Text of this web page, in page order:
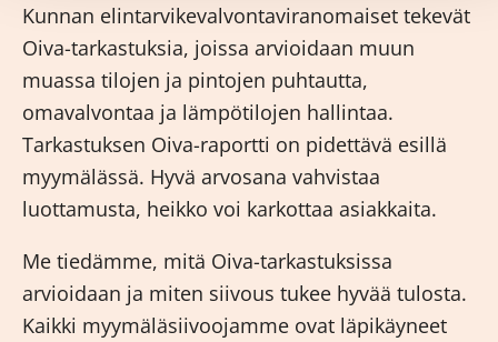
Kunnan elintarvikevalvontaviranomaiset tekevät
Oiva-tarkastuksia, joissa arvioidaan muun
muassa tilojen ja pintojen puhtautta,
omavalvontaa ja lämpötilojen hallintaa.
Tarkastuksen Oiva-raportti on pidettävä esillä
myymälässä. Hyvä arvosana vahvistaa
luottamusta, heikko voi karkottaa asiakkaita.
Me tiedämme, mitä Oiva-tarkastuksissa
arvioidaan ja miten siivous tukee hyvää tulosta.
Kaikki myymäläsiivoojamme ovat läpikäyneet